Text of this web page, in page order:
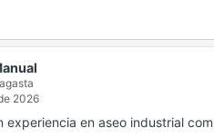
2026
experiencia en aseo industrial